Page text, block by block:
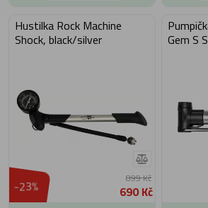
Hustilka Rock Machine
Shock, black/silver
-23% 899 Kč
690 Kč
Gem S